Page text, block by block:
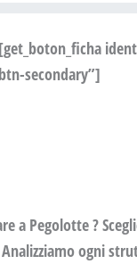
[get_boton_ficha
btn-secondary”]
a Pegolotte ?
ogni